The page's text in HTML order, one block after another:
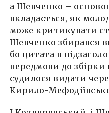
а Шевченко –
вкладається, як
може критикувати
Шевченко збирався
бо цитата в
передмови до збірки
судилося видати
Кирило-